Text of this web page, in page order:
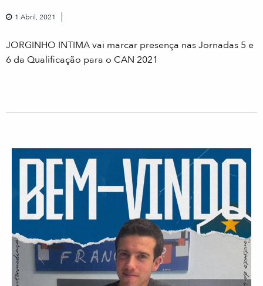
1 Abril, 2021
JORGINHO INTIMA vai marcar presença nas Jornadas 5 e
6 da Qualificação para o CAN 2021